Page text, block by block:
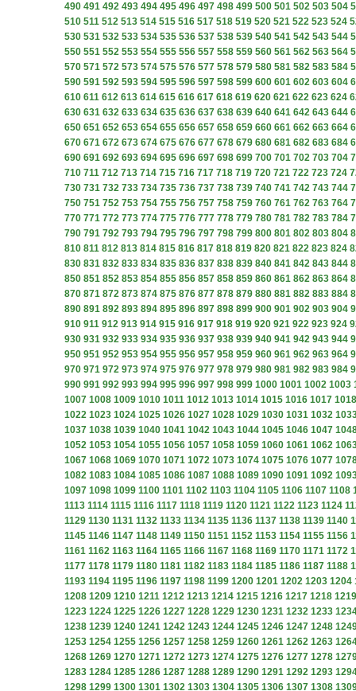
490 491 492 493 494 495 496 497 498 499 500 501 502 503 504
510 511 512 513 514 515 516 517 518 519 520 521 522 523 524
530 531 532 533 534 535 536 537 538 539 540 541 542 543 544
550 551 552 553 554 555 556 557 558 559 560 561 562 563 564
570 571 572 573 574 575 576 577 578 579 580 581 582 583 584
590 591 592 593 594 595 596 597 598 599 600 601 602 603 604
610 611 612 613 614 615 616 617 618 619 620 621 622 623 624
630 631 632 633 634 635 636 637 638 639 640 641 642 643 644
650 651 652 653 654 655 656 657 658 659 660 661 662 663 664
670 671 672 673 674 675 676 677 678 679 680 681 682 683 684
690 691 692 693 694 695 696 697 698 699 700 701 702 703 704
710 711 712 713 714 715 716 717 718 719 720 721 722 723 724
730 731 732 733 734 735 736 737 738 739 740 741 742 743 744
750 751 752 753 754 755 756 757 758 759 760 761 762 763 764
770 771 772 773 774 775 776 777 778 779 780 781 782 783 784
790 791 792 793 794 795 796 797 798 799 800 801 802 803 804
810 811 812 813 814 815 816 817 818 819 820 821 822 823 824
830 831 832 833 834 835 836 837 838 839 840 841 842 843 844
850 851 852 853 854 855 856 857 858 859 860 861 862 863 864
870 871 872 873 874 875 876 877 878 879 880 881 882 883 884
890 891 892 893 894 895 896 897 898 899 900 901 902 903 904
910 911 912 913 914 915 916 917 918 919 920 921 922 923 924
930 931 932 933 934 935 936 937 938 939 940 941 942 943 944
950 951 952 953 954 955 956 957 958 959 960 961 962 963 964
970 971 972 973 974 975 976 977 978 979 980 981 982 983 984
990 991 992 993 994 995 996 997 998 999 1000 1001 1002 1003
1007 1008 1009 1010 1011 1012 1013 1014 1015 1016 1017 1018
1022 1023 1024 1025 1026 1027 1028 1029 1030 1031 1032
1037 1038 1039 1040 1041 1042 1043 1044 1045 1046 1047
1052 1053 1054 1055 1056 1057 1058 1059 1060 1061 1062
1067 1068 1069 1070 1071 1072 1073 1074 1075 1076 1077
1082 1083 1084 1085 1086 1087 1088 1089 1090 1091 1092
1097 1098 1099 1100 1101 1102 1103 1104 1105 1106 1107 1108
1113 1114 1115 1116 1117 1118 1119 1120 1121 1122 1123 1124
1129 1130 1131 1132 1133 1134 1135 1136 1137 1138 1139 1140
1145 1146 1147 1148 1149 1150 1151 1152 1153 1154 1155 1156
1161 1162 1163 1164 1165 1166 1167 1168 1169 1170 1171 1172
1177 1178 1179 1180 1181 1182 1183 1184 1185 1186 1187 1188
1193 1194 1195 1196 1197 1198 1199 1200 1201 1202 1203 1204
1208 1209 1210 1211 1212 1213 1214 1215 1216 1217 1218 1219
1223 1224 1225 1226 1227 1228 1229 1230 1231 1232 1233
1238 1239 1240 1241 1242 1243 1244 1245 1246 1247 1248
1253 1254 1255 1256 1257 1258 1259 1260 1261 1262 1263
1268 1269 1270 1271 1272 1273 1274 1275 1276 1277 1278
1283 1284 1285 1286 1287 1288 1289 1290 1291 1292 1293
1298 1299 1300 1301 1302 1303 1304 1305 1306 1307 1308